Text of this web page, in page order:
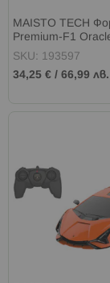
MAISTO TECH
Premium-F1
Racing RB18 R/C
SKU: 193597
34,25 € / 66,99 лв.